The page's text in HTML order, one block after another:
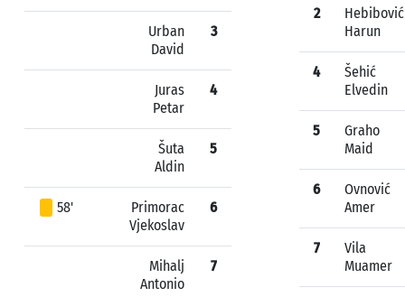
Urban
David
3
Juras
Petar
4
Šuta
Aldin
5
58'
Primorac
Vjekoslav
6
Mihalj
Antonio
7
2
Hebibović
Harun
4
Šehić
Elvedin
5
Graho
Maid
6
Ovnović
Amer
7
Vila
Muamer